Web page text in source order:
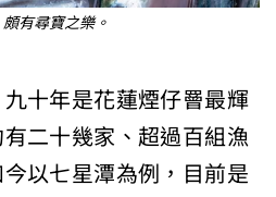
有尋寶之樂。
十年是花蓮煙仔罾最輝
二十幾家、超過百組漁
以七星潭為例，目前是